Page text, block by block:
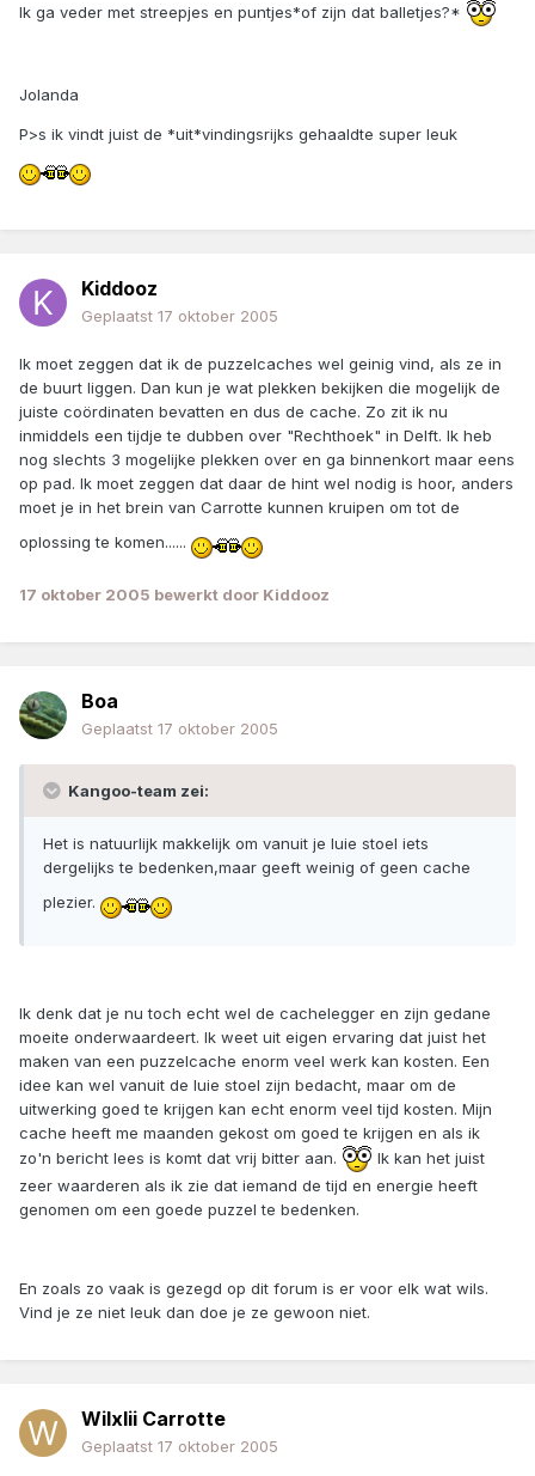
Ik ga veder met streepjes en puntjes*of zijn dat balletjes?*
Jolanda
P>s ik vindt juist de *uit*vindingsrijks gehaaldte super leuk
Kiddooz
Geplaatst 17 oktober 2005
Ik moet zeggen dat ik de puzzelcaches wel geinig vind, als ze in
de buurt liggen. Dan kun je wat plekken bekijken die mogelijk de
juiste coördinaten bevatten en dus de cache. Zo zit ik nu
inmiddels een tijdje te dubben over "Rechthoek" in Delft. Ik heb
nog slechts 3 mogelijke plekken over en ga binnenkort maar eens
op pad. Ik moet zeggen dat daar de hint wel nodig is hoor, anders
moet je in het brein van Carrotte kunnen kruipen om tot de
oplossing te komen......
17 oktober 2005 bewerkt door Kiddooz
Boa
Geplaatst 17 oktober 2005
Kangoo-team zei:
Het is natuurlijk makkelijk om vanuit je luie stoel iets
dergelijks te bedenken,maar geeft weinig of geen cache
plezier.
Ik denk dat je nu toch echt wel de cachelegger en zijn gedane
moeite onderwaardeert. Ik weet uit eigen ervaring dat juist het
maken van een puzzelcache enorm veel werk kan kosten. Een
idee kan wel vanuit de luie stoel zijn bedacht, maar om de
uitwerking goed te krijgen kan echt enorm veel tijd kosten. Mijn
cache heeft me maanden gekost om goed te krijgen en als ik
zo'n bericht lees is komt dat vrij bitter aan.
Ik kan het juist
zeer waarderen als ik zie dat iemand de tijd en energie heeft
genomen om een goede puzzel te bedenken.
En zoals zo vaak is gezegd op dit forum is er voor elk wat wils.
Vind je ze niet leuk dan doe je ze gewoon niet.
Wilxlii Carrotte
Geplaatst 17 oktober 2005